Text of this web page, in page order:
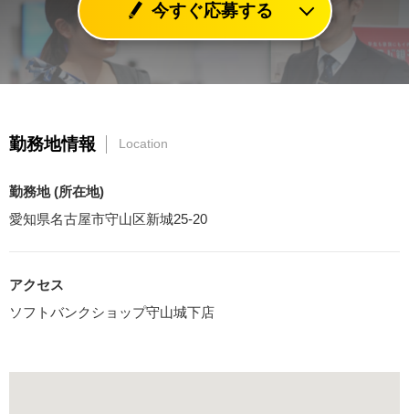
今すぐ応募する
勤務地情報 Location
勤務地 (所在地)
愛知県名古屋市守山区新城25-20
アクセス
ソフトバンクショップ守山城下店